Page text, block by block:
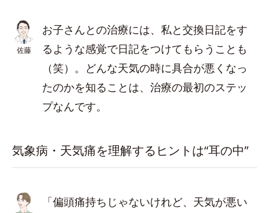
佐藤
お子さんとの治療には、私と交換日記をす
るような感覚で日記をつけてもらうことも
（笑）。どんな天気の時に具合が悪くなっ
たのかを知ることは、治療の最初のステッ
プなんです。
気象病・天気痛を理解するヒントは“耳の中”
「偏頭痛持ちじゃないけれど、天気が悪い